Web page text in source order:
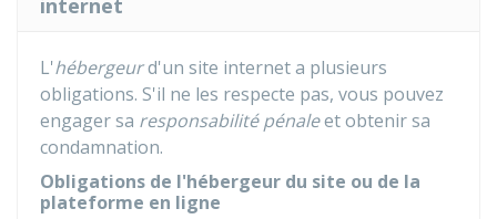
internet
L'hébergeurd'un site internet a plusieurs
obligations. S'il ne les respecte pas, vous pouvez
engager sa responsabilité pénaleet obtenir sa
condamnation.
Obligations de l'hébergeur du site ou de la
plateforme en ligne